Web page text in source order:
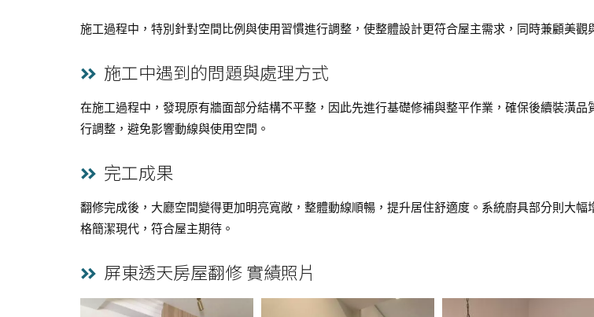
施工過程中，特別針對空間比例與使用習慣進行調整，使整體設計更符合屋主需求，同時兼顧美觀
施工中遇到的問題與處理方式
在施工過程中，發現原有牆面部分結構不平整，因此先進行基礎修補與整平作業，確保後續裝潢
行調整，避免影響動線與使用空間。
完工成果
翻修完成後，大廳空間變得更加明亮寬敞，整體動線順暢，提升居住舒適度。系統廚具部分則大
格簡潔現代，符合屋主期待。
屏東透天房屋翻修 實績照片